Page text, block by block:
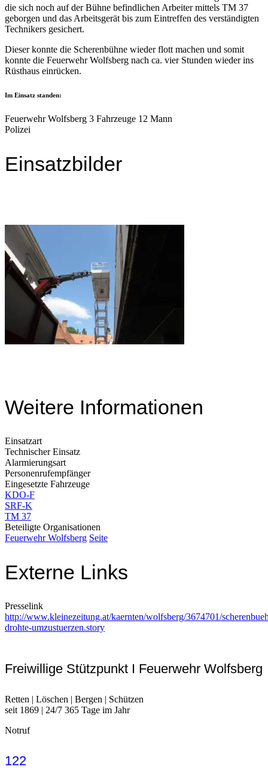
die sich noch auf der Bühne befindlichen Arbeiter mittels TM 37
geborgen und das Arbeitsgerät bis zum Eintreffen des verständigten
Technikers gesichert.
Dieser konnte die Scherenbühne wieder flott machen und somit
konnte die Feuerwehr Wolfsberg nach ca. vier Stunden wieder ins
Rüsthaus einrücken.
Im Einsatz standen:
Feuerwehr Wolfsberg 3 Fahrzeuge 12 Mann
Polizei
Einsatzbilder
Weitere Informationen
Einsatzart
Technischer Einsatz
Alarmierungsart
Personenrufempfänger
Eingesetzte Fahrzeuge
KDO-F
SRF-K
TM 37
Beteiligte Organisationen
Feuerwehr Wolfsberg Seite
Externe Links
Presselink
http://www.kleinezeitung.at/kaernten/wolfsberg/3674701/
drohte-umzustuerzen.story
Freiwillige Stützpunkt I Feuerwehr Wolfsberg
Retten | Löschen | Bergen | Schützen
seit 1869 | 24/7 365 Tage im Jahr
Notruf
122